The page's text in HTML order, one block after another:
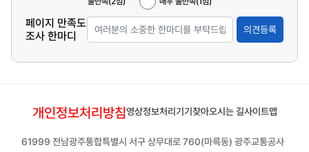
페이지 만족도
조사 한마디
의견등록
개인정보처리방침영상정보처리기기 찾아오시는 길사이트맵
61999 전남광주통합특별시 서구 상무대로 760(마륵동) 광주교통공사